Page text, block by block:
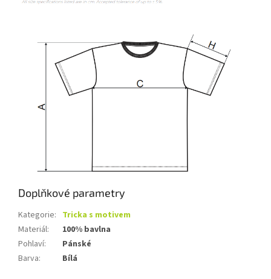
Doplňkové parametry
Kategorie: Tricka s motivem
Materiál:
100% bavlna
Pohlaví:
Pánské
Barva: Bílá